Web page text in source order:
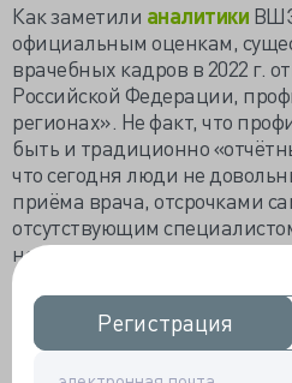
Регистрация
Регистрация
Как заметили аналитики
официальным оценкам,
врачебных кадров в 2022 г.
Российской Федерации,
регионах». Не факт, что
быть и традиционно
что сегодня люди не
приёма врача, отсрочками
отсутствующим
негатив на саму власть.
Проблему с кадрами
повсеместная
вовлечённость в ЕГИСЗ не